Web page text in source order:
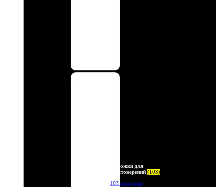
Обложки для
удостоверений (103)
103 продукта